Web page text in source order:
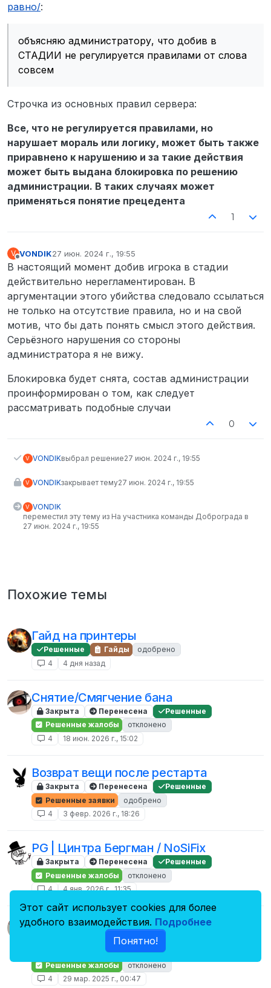
7. Доказательства
условиями подачи жалоб на участников
равно/:
объясняю администратору, что добив в
СТАДИИ не регулируется правилами от слова
совсем
Строчка из основных правил сервера:
Все, что не регулируется правилами, но
нарушает мораль или логику, может быть также
приравнено к нарушению и за такие действия
может быть выдана блокировка по решению
администрации. В таких случаях может
применяться понятие прецедента
1
V VONDIK27 июн. 2024 г., 19:55
отредактировано
В настоящий момент добив игрока в стадии
действительно нерегламентирован. В
аргументации этого убийства следовало ссылаться
не только на отсутствие правила, но и на свой
мотив, что бы дать понять смысл этого действия.
Серьёзного нарушения со стороны
администратора я не вижу.
Блокировка будет снята, состав администрации
проинформирован о том, как следует
рассматривать подобные случаи
0
V VONDIKвыбрал решение27 июн. 2024 г., 19:55
V VONDIKзакрывает тему27 июн. 2024 г., 19:55
V VONDIK
переместил эту тему из На участника команды Доброграда в
27 июн. 2024 г., 19:55
Похожие темы
Гайд на принтеры
Решенные Гайды
одобрено
4
4 дня назад
Снятие/Смягчение бана
Закрыта Перенесена
Решенные
Решенные жалобы
отклонено
4
18 июн. 2026 г., 15:02
Возврат вещи после рестарта
Закрыта Перенесена
Решенные
Решенные заявки
одобрено
4
3 февр. 2026 г., 18:26
PG | Цинтра Бергман / NoSiFix
Закрыта Перенесена
Решенные
Решенные жалобы
отклонено
4
4 янв. 2026 г., 11:35
Разрыв шаблона или как модерация
игроков высаживает / Vending Machine
Перенесена
Решенные
Решенные жалобы
отклонено
4
29 мар. 2025 г., 00:47
Этот сайт использует cookies для более
удобного взаимодействия. Подробнее
Понятно!